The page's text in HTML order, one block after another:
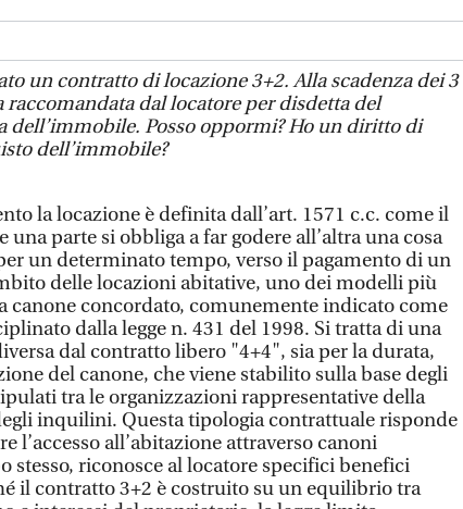
un contratto di locazione 3+2. Alla scadenza dei 3
dal locatore per disdetta del
dell’immobile. Posso oppormi? Ho un diritto di
dell’immobile?
la locazione è definita dall’art. 1571 c.c. come il
parte si obbliga a far godere all’altra una cosa
un determinato tempo, verso il pagamento di un
delle locazioni abitative, uno dei modelli più
canone concordato, comunemente indicato come
dalla legge n. 431 del 1998. Si tratta di una
dal contratto libero "4+4", sia per la durata,
del canone, che viene stabilito sulla base degli
tra le organizzazioni rappresentative della
inquilini. Questa tipologia contrattuale risponde
l’accesso all’abitazione attraverso canoni
stesso, riconosce al locatore specifici benefici
il contratto 3+2 è costruito su un equilibrio tra